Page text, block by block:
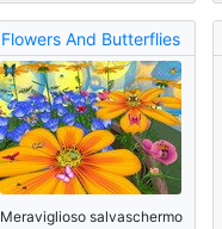
Flowers And Butterflies
Meraviglioso salvaschermo